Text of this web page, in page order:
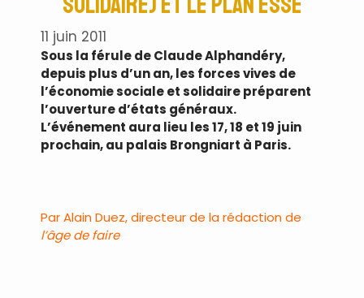
11 juin 2011
Sous la férule de Claude Alphandéry,
depuis plus d’un an, les forces vives de
l’économie sociale et solidaire préparent
l’ouverture d’états généraux.
L’événement aura lieu les 17, 18 et 19 juin
prochain, au palais Brongniart à Paris.
Par Alain Duez, directeur de la rédaction de
l’âge de faire